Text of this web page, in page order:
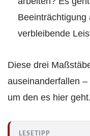
Beeinträchtigung
verbleibende
Diese drei
auseinanderfallen
um den es hier geht.